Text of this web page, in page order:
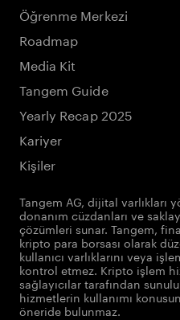
Öğrenme Merkezi
Roadmap
Media Kit
Tangem Guide
Yearly Recap 2025
Kariyer
Kişiler
Tangem AG, dijital varlıkları
donanım cüzdanları ve
çözümleri sunar. Tangem,
kripto para borsası olarak
kullanıcı varlıklarını veya
kontrol etmez. Kripto işlem
sağlayıcılar tarafından
hizmetlerin kullanımı
öneride bulunmaz.